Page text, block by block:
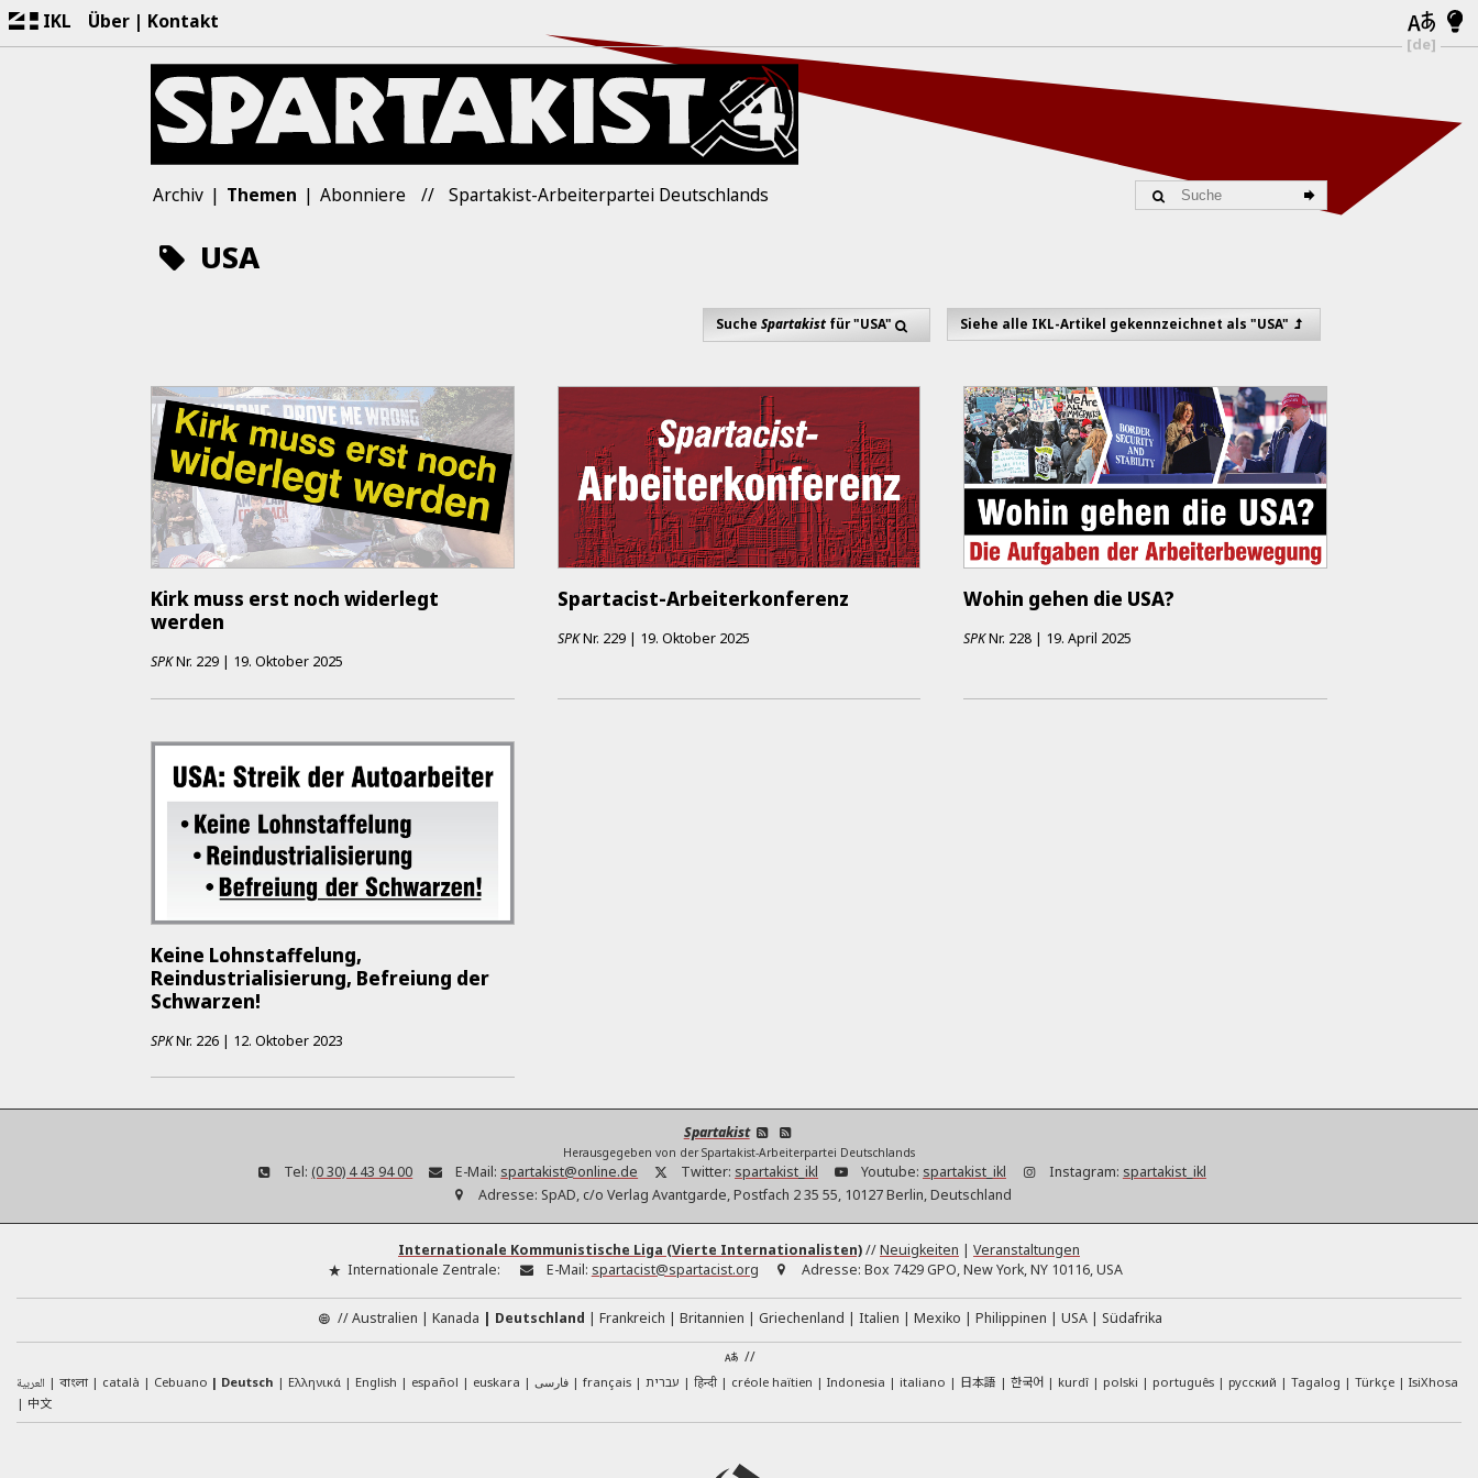
IKL Über Kontakt
[de]
Archiv Themen Abonniere Spartakist-Arbeiterpartei Deutschlands
USA
SucheSpartakist für "USA" Siehe alle IKL-Artikel gekennzeichnet als "USA"
Kirk muss erst noch widerlegt
werden
SPKNr. 229 | 19. Oktober 2025
Spartacist-Arbeiterkonferenz
SPKNr. 229 | 19. Oktober 2025
Wohin gehen die USA?
SPKNr. 228 | 19. April 2025
Keine Lohnstaffelung,
Reindustrialisierung, Befreiung der
Schwarzen!
SPKNr. 226 | 12. Oktober 2023
Spartakist
Herausgegeben von der Spartakist-Arbeiterpartei Deutschlands
Tel: (0 30) 4 43 94 00 E-Mail: spartakist@online.de Twitter: spartakist_ikl Youtube: spartakist_ikl Instagram: spartakist_ikl
Adresse: SpAD, c/o Verlag Avantgarde, Postfach 2 35 55, 10127 Berlin, Deutschland
Internationale Kommunistische Liga (Vierte Internationalisten)//Neuigkeiten | Veranstaltungen
Internationale Zentrale:
E-Mail: spartacist@spartacist.org Adresse: Box 7429 GPO, New York, NY 10116, USA
//Australien Kanada Deutschland Frankreich Britannien Griechenland Italien Mexiko Philippinen USA Südafrika
//
العربية বাংলা català Cebuano Deutsch Ελληνικά English español euskara فارسی français עברית हिन्दी créole haïtien Indonesia italiano 日本語 한국어 kurdî polski português русский Tagalog Türkçe IsiXhosa
中文